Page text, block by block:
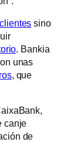
clientes sino
. Bankia
unas
, que
canje
de